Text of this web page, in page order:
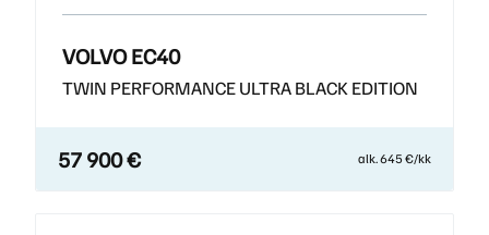
VOLVO EC40
TWIN PERFORMANCE ULTRA BLACK EDITION
57 900 € alk. 645 €/kk